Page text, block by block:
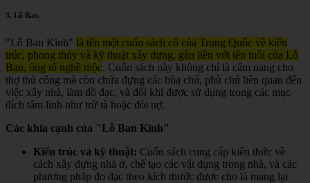
3. Lỗ Ban.
"Lỗ Ban Kinh" là tên một cuốn sách cổ của Trung Quốc về kiến
trúc, phong thủy và kỹ thuật xây dựng, gắn liền với tên tuổi của Lỗ
Ban, ông tổ nghề mộc. Cuốn sách này không chỉ là cẩm nang cho
thợ thủ công mà còn chứa đựng các bùa chú, phù chú liên quan đến
việc xây nhà, làm đồ đạc, và đôi khi được sử dụng trong các mục
đích tâm linh như trừ tà hoặc đòi nợ.
Các khía cạnh của "Lỗ Ban Kinh"
Kiến trúc và kỹ thuật: Cuốn sách cung cấp kiến thức về
cách xây dựng nhà ở, chế tạo các vật dụng trong nhà, và các
phương pháp đo đạc theo kích thước được cho là mang lại